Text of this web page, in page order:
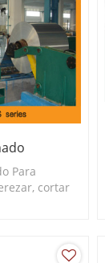
Para
cortar